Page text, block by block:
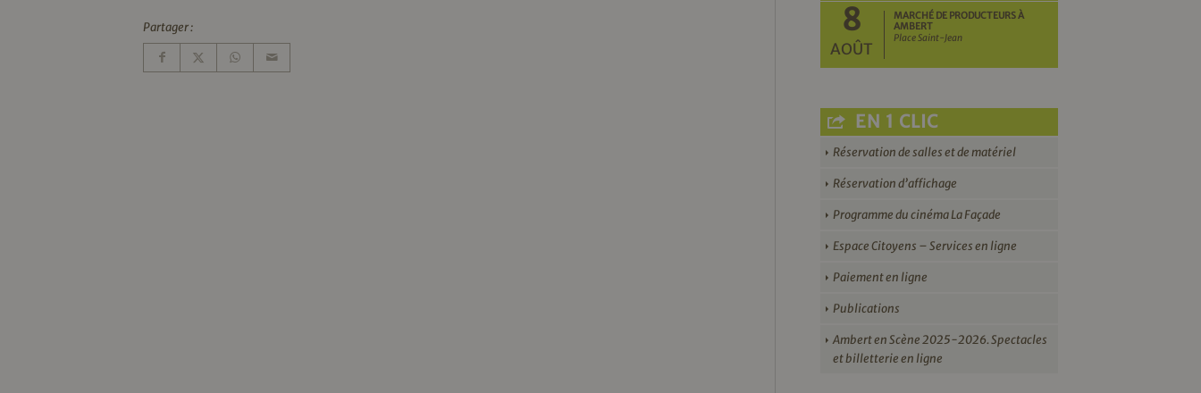
Partager : 8
AOÛT
MARCHÉ DE PRODUCTEURS À
AMBERT
Place Saint-Jean
EN 1 CLIC
Réservation de salles et de matériel
Réservation d’affichage
Programme du cinéma La Façade
Espace Citoyens – Services en ligne
Paiement en ligne
Publications
Ambert en Scène 2025-2026. Spectacles
et billetterie en ligne